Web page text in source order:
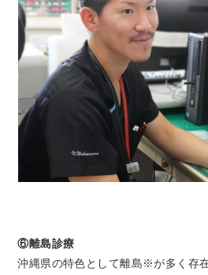
⑥離島診療
沖縄県の特色として離島※が多く存